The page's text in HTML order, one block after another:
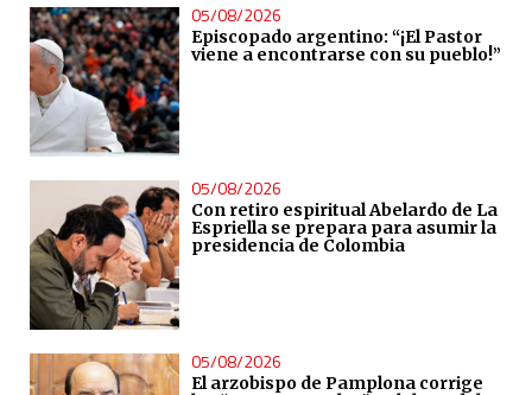
05/08/2026
Episcopado argentino: “¡El Pastor
viene a encontrarse con su pueblo!”
05/08/2026
Con retiro espiritual Abelardo de La
Espriella se prepara para asumir la
presidencia de Colombia
05/08/2026
El arzobispo de Pamplona corrige